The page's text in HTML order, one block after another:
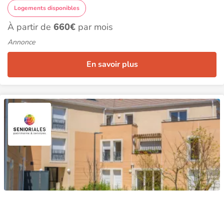
Logements disponibles
À partir de 660€ par mois
Annonce
En savoir plus